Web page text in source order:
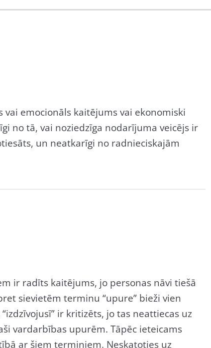
emocionāls kaitējums vai ekonomiski
no tā, vai noziedzīga nodarījuma veicējs ir
un neatkarīgi no radnieciskajām
ir radīts kaitējums, jo personas nāvi tiešā
sievietēm terminu “upure” bieži vien
ir kritizēts, jo tas neattiecas uz
vardarbības upurēm. Tāpēc ieteicams
ar šiem terminiem. Neskatoties uz